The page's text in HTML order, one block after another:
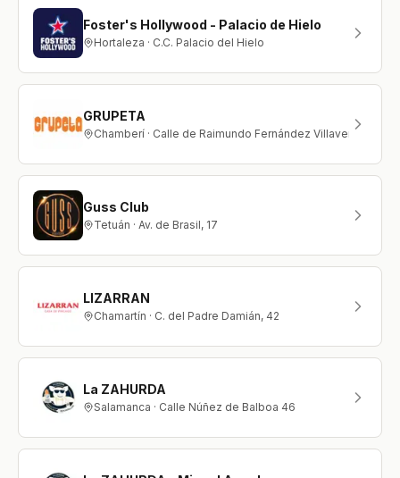
Foster's Hollywood - Palacio de Hielo
Hortaleza · C.C. Palacio del Hielo
GRUPETA
Chamberí · Calle de Raimundo Fernández Villaverde 30
Guss Club
Tetuán · Av. de Brasil, 17
LIZARRAN
Chamartín · C. del Padre Damián, 42
La ZAHURDA
Salamanca · Calle Núñez de Balboa 46